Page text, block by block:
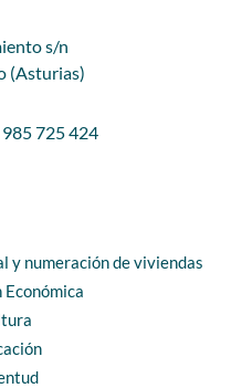
s/n
(Asturias)
725 424
y numeración de viviendas
Económica